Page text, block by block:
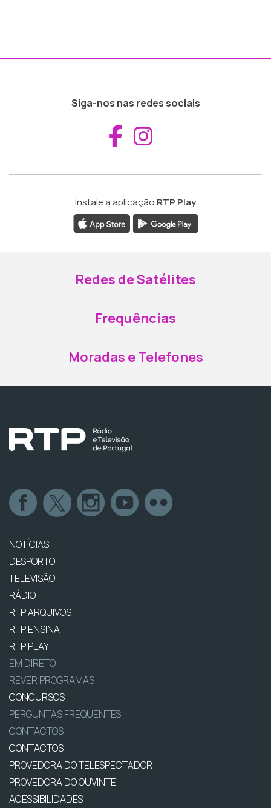
Siga-nos nas redes sociais
Aceder ao
Instale a aplicação RTP Play
Redes de Satélites
Frequências
Moradas e Telefones
NOTÍCIAS
DESPORTO
TELEVISÃO
RÁDIO
RTP ARQUIVOS
RTP ENSINA
RTP PLAY
EM DIRETO
REVER PROGRAMAS
CONCURSOS
PERGUNTAS FREQUENTES
CONTACTOS
CONTACTOS
PROVEDORA DO TELESPECTADOR
PROVEDORA DO OUVINTE
ACESSIBILIDADES